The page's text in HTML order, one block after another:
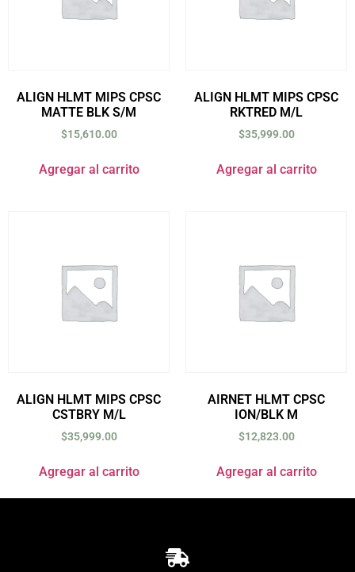
ALIGN HLMT MIPS CPSC
MATTE BLK S/M
$15,610.00
Agregar al carrito
ALIGN HLMT MIPS CPSC
RKTRED M/L
$35,999.00
Agregar al carrito
ALIGN HLMT MIPS CPSC
CSTBRY M/L
$35,999.00
Agregar al carrito
AIRNET HLMT CPSC
ION/BLK M
$12,823.00
Agregar al carrito